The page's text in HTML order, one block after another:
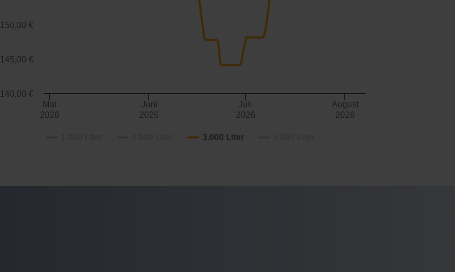
3.000 Liter
Mai
2026
Juni
2026
Juli
2026
August
2026
140,00 €
145,00 €
150,00 €